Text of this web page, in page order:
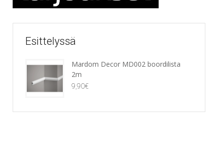
Esittelyssä
Mardom Decor MD002 boordilista
2m
9,90€